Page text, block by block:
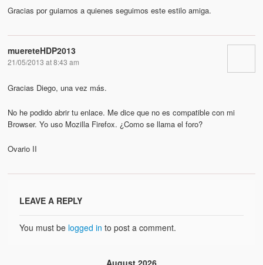
Gracias por guiarnos a quienes seguimos este estilo amiga.
muereteHDP2013
21/05/2013 at 8:43 am
Gracias Diego, una vez más.
No he podido abrir tu enlace. Me dice que no es compatible con mi
Browser. Yo uso Mozilla Firefox. ¿Como se llama el foro?
Ovario II
LEAVE A REPLY
You must be logged in to post a comment.